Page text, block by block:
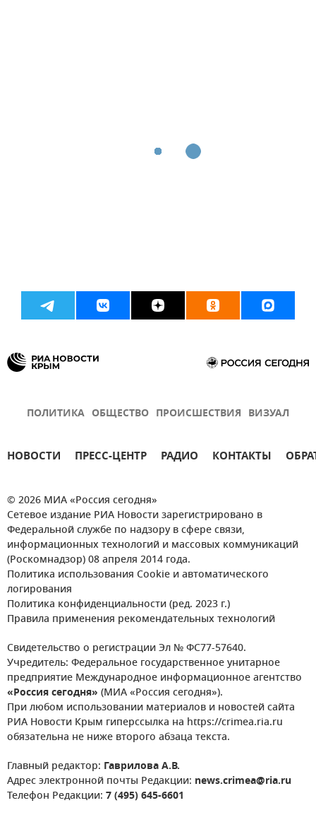
ПОЛИТИКА ОБЩЕСТВО ПРОИСШЕСТВИЯ ВИЗУАЛ
НОВОСТИ ПРЕСС-ЦЕНТР РАДИО КОНТАКТЫ
© 2026 МИА «Россия сегодня»
Сетевое издание РИА Новости зарегистрировано в
Федеральной службе по надзору в сфере связи,
информационных технологий и массовых коммуникаций
(Роскомнадзор) 08 апреля 2014 года.
Политика использования Cookie и автоматического
логирования
Политика конфиденциальности (ред. 2023 г.)
Правила применения рекомендательных технологий
Свидетельство о регистрации Эл № ФС77-57640.
Учредитель: Федеральное государственное унитарное
предприятие Международное информационное агентство
«Россия сегодня» (МИА «Россия сегодня»).
При любом использовании материалов и новостей сайта
РИА Новости Крым гиперссылка на https://crimea.ria.ru
обязательна не ниже второго абзаца текста.
Главный редактор: Гаврилова А.В.
Адрес электронной почты Редакции: news.crimea@ria.ru
Телефон Редакции: 7 (495) 645-6601